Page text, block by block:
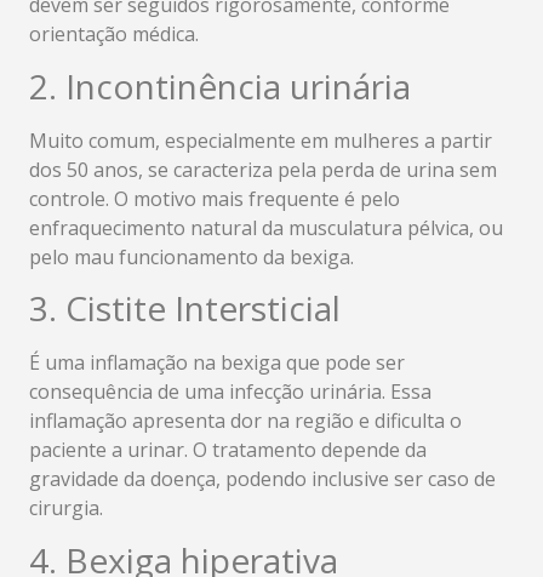
devem ser seguidos rigorosamente, conforme
orientação médica.
2. Incontinência urinária
Muito comum, especialmente em mulheres a partir
dos 50 anos, se caracteriza pela perda de urina sem
controle. O motivo mais frequente é pelo
enfraquecimento natural da musculatura pélvica, ou
pelo mau funcionamento da bexiga.
3. Cistite Intersticial
É uma inflamação na bexiga que pode ser
consequência de uma infecção urinária. Essa
inflamação apresenta dor na região e dificulta o
paciente a urinar. O tratamento depende da
gravidade da doença, podendo inclusive ser caso de
cirurgia.
4. Bexiga hiperativa